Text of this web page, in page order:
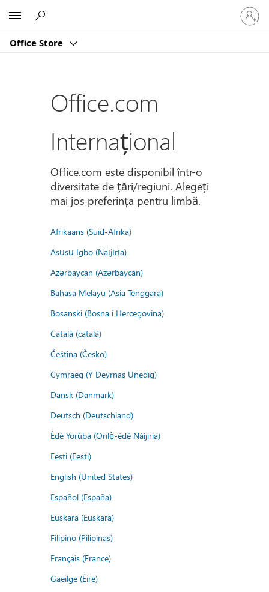
Office Store
vă
la
dvs.
Office.com
Internațional
Office.com este disponibil într-o
diversitate de țări/regiuni. Alegeți
mai jos preferința pentru limbă.
Afrikaans (Suid-Afrika)
Asụsụ Igbo (Naịjịrịa)
Azərbaycan (Azərbaycan)
Bahasa Melayu (Asia Tenggara)
Bosanski (Bosna i Hercegovina)
Català (català)
Čeština (Česko)
Cymraeg (Y Deyrnas Unedig)
Dansk (Danmark)
Deutsch (Deutschland)
Èdè Yorùbá (Orilẹ̀-èdè Nàìjíríà)
Eesti (Eesti)
English (United States)
Español (España)
Euskara (Euskara)
Filipino (Pilipinas)
Français (France)
Gaeilge (Éire)